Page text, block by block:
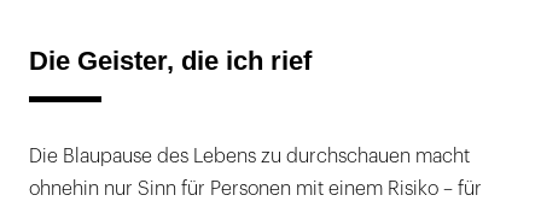
Die Geister, die ich rief
Die Blaupause des Lebens zu durchschauen macht
ohnehin nur Sinn für Personen mit einem Risiko – für